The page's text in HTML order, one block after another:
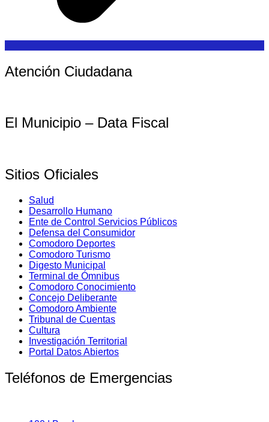
Atención Ciudadana
El Municipio – Data Fiscal
Sitios Oficiales
Salud
Desarrollo Humano
Ente de Control Servicios Públicos
Defensa del Consumidor
Comodoro Deportes
Comodoro Turismo
Digesto Municipal
Terminal de Ómnibus
Comodoro Conocimiento
Concejo Deliberante
Comodoro Ambiente
Tribunal de Cuentas
Cultura
Investigación Territorial
Portal Datos Abiertos
Teléfonos de Emergencias